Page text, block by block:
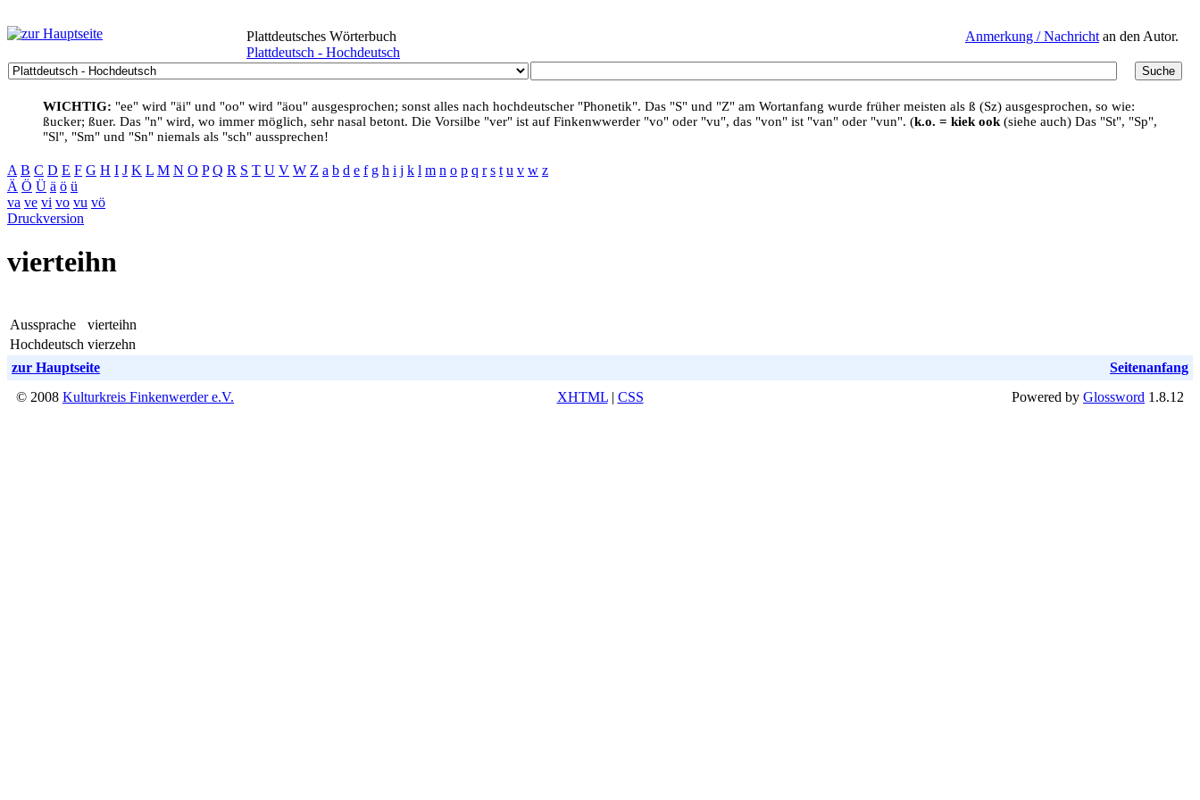
Anmerkung / Nachricht an den Autor.
Plattdeutsches Wörterbuch
Plattdeutsch - Hochdeutsch
WICHTIG: "ee" wird "äi" und "oo" wird "äou" ausgesprochen; sonst alles nach hochdeutscher "Phonetik". Das "S" und "Z" am Wortanfang wurde früher meisten als ß (Sz) ausgesprochen, so wie:
ßucker; ßuer. Das "n" wird, wo immer möglich, sehr nasal betont. Die Vorsilbe "ver" ist auf Finkenwwerder "vo" oder "vu", das "von" ist "van" oder "vun". (k.o. = kiek ook (siehe auch) Das "St", "Sp",
"Sl", "Sm" und "Sn" niemals als "sch" aussprechen!
A B C D E F G H I J K L M N O P Q R S T U V W Z a b d e f g h i j k l m n o p q r s t u v w z
Ä Ö Ü ä ö ü
va ve vi vo vu vö
Druckversion
vierteihn
Aussprache
vierteihn
Hochdeutsch vierzehn
zur Hauptseite
Seitenanfang
© 2008 Kulturkreis Finkenwerder e.V. XHTML| CSS Powered by Glossword 1.8.12